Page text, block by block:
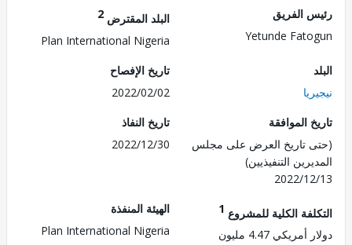
الفريق
Yetunde
البلد المقترض
Plan International Nigeria
تاريخ الإفصاح
2022/02/02
الموافقة
تاريخ العرض على مجلس
التنفيذيين)
2022/
تاريخ النفاذ
2022/12/30
الكلية للمشروع1
4.47 مليون
الهيئة المنفذة
Plan International Nigeria